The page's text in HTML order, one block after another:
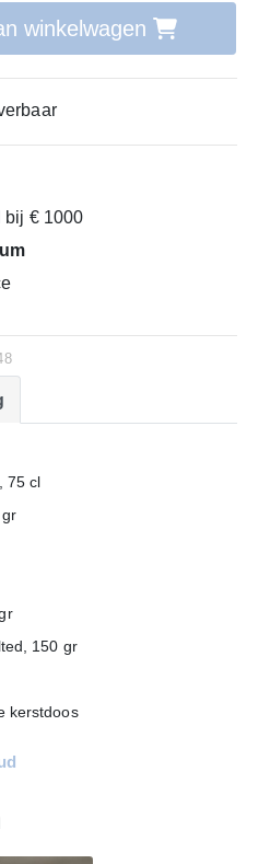
winkelwagen
bij € 1000
75 cl
150 gr
kerstdoos